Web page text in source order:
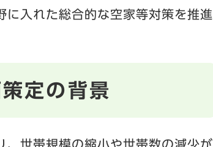
に入れた総合的な空家等対策を推進
定の背景
世帯規模の縮小や世帯数の減少が